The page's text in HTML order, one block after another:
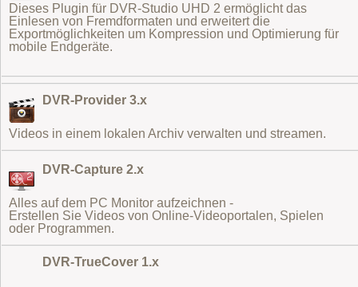
Dieses Plugin für DVR-Studio UHD 2 ermöglicht das
Einlesen von Fremdformaten und erweitert die
Exportmöglichkeiten um Kompression und Optimierung für
mobile Endgeräte.
DVR-Provider 3.x
Videos in einem lokalen Archiv verwalten und streamen.
DVR-Capture 2.x
Alles auf dem PC Monitor aufzeichnen -
Erstellen Sie Videos von Online-Videoportalen, Spielen
oder Programmen.
DVR-TrueCover 1.x